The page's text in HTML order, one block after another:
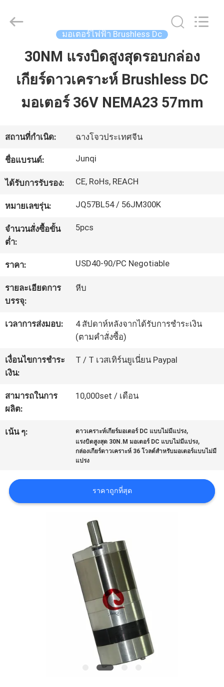
บ้าน
สินค้า
เกี่ยว
กับ
เรา
โรงงาน
ควบคุม
คุณภาพ
ติดต่อ
ใบ
เสนอ
Junqi
International
มอเตอร์ไฟฟ้า Brushless Dc
30NM แรงบิดสูงสุดรอบกล่อง
เกียร์ดาวเคราะห์ Brushless DC
มอเตอร์ 36V NEMA23 57mm
สถานที่กำเนิด: ฉางโจวประเทศจีน
ชื่อแบรนด์: Junqi
ได้รับการรับรอง: CE, RoHs, REACH
หมายเลขรุ่น: JQ57BL54 / 56JM300K
จำนวนสั่งซื้อขั้น
ต่ำ:
5pcs
ราคา: USD40-90/PC Negotiable
รายละเอียดการ
บรรจุ:
หีบ
เวลาการส่งมอบ:
4 สัปดาห์หลังจากได้รับการชำระเงิน
(ตามคำสั่งซื้อ)
เงื่อนไขการชำระ
เงิน:
T / T เวสเทิร์นยูเนี่ยน Paypal
สามารถในการ
ผลิต:
10,000set / เดือน
เน้น ๆ: ดาวเคราะห์เกียร์มอเตอร์ DC แบบไม่มีแปรง,
แรงบิดสูงสุด 30N.M มอเตอร์ DC แบบไม่มีแปรง,
กล่องเกียร์ดาวเคราะห์ 36 โวลต์สำหรับมอเตอร์แบบไม่มี
แปรง
ราคาถูกที่สุด